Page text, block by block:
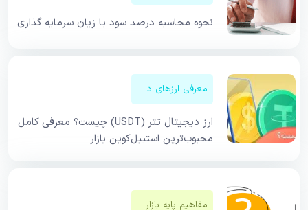
نحوه محاسبه درصد سود یا زیان سرمایه گذاری
معرفی ارزهای دیجیتال
ارز دیجیتال تتر (USDT) چیست؟ معرفی کامل
محبوب‌ترین استیبل‌کوین بازار
مفاهیم پایه بازار‌های مالی